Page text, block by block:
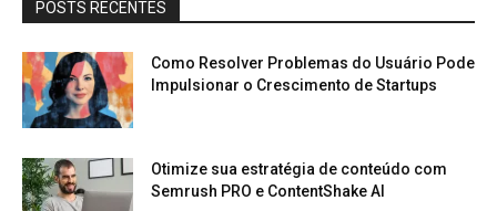
POSTS RECENTES
Como Resolver Problemas do Usuário Pode
Impulsionar o Crescimento de Startups
Otimize sua estratégia de conteúdo com
Semrush PRO e ContentShake AI